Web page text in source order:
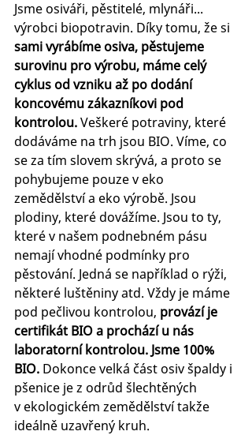
Jsme osiváři, pěstitelé, mlynáři...
výrobci biopotravin. Díky tomu, že si
sami vyrábíme osiva, pěstujeme
surovinu pro výrobu, máme celý
cyklus od vzniku až po dodání
koncovému zákazníkovi pod
kontrolou. Veškeré potraviny, které
dodáváme na trh jsou BIO. Víme, co
se za tím slovem skrývá, a proto se
pohybujeme pouze v eko
zemědělství a eko výrobě. Jsou
plodiny, které dovážíme. Jsou to ty,
které v našem podnebném pásu
nemají vhodné podmínky pro
pěstování. Jedná se například o rýži,
některé luštěniny atd. Vždy je máme
pod pečlivou kontrolou, provází je
certifikát BIO a prochází u nás
laboratorní kontrolou. Jsme 100%
BIO. Dokonce velká část osiv špaldy i
pšenice je z odrůd šlechtěných
v ekologickém zemědělství takže
ideálně uzavřený kruh.